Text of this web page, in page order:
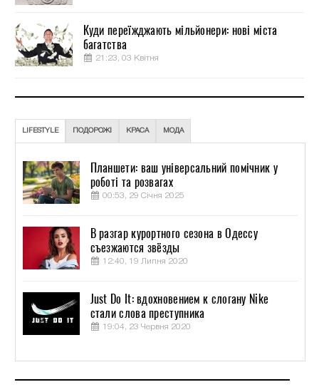
Куди переїжджають мільйонери: нові міста
багатства
21:23, 03 Квітня
LIFESTYLE ПОДОРОЖІ КРАСА МОДА
Планшети: ваш універсальний помічник у
роботі та розвагах
00:53, 29 Січня 2025
В разгар курортного сезона в Одессу
съезжаются звёзды
12:40, 19 Липня 2020
Just Do It: вдохновением к слогану Nike
стали слова преступника
19:04, 23 Червня 2020